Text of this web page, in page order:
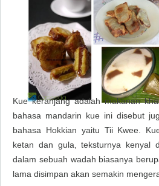
Kue keranjang adalah makanan
bahasa mandarin kue ini disebut
bahasa Hokkian yaitu Tii Kwee .
ketan dan gula, teksturnya kenyal
dalam sebuah wadah biasanya
lama disimpan akan semakin